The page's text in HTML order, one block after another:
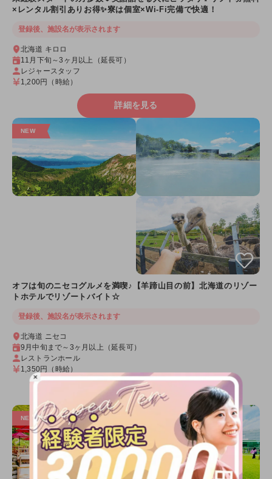
×レンタル割引ありお得✨寮は個室×Wi-Fi完備で快適！
登録後、施設名が表示されます
北海道 キロロ
11月下旬～3ヶ月以上（延長可）
レジャースタッフ
1,200円 （時給）
詳細を見る
オフは旬のニセコグルメを満喫♪【羊蹄山目の前】北海道のリゾー
トホテルでリゾートバイト☆
登録後、施設名が表示されます
北海道 ニセコ
9月中旬まで～3ヶ月以上（延長可）
レストランホール
1,350円
（時給）
詳細を見る
×